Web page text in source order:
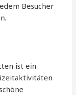
Besucher
ist ein